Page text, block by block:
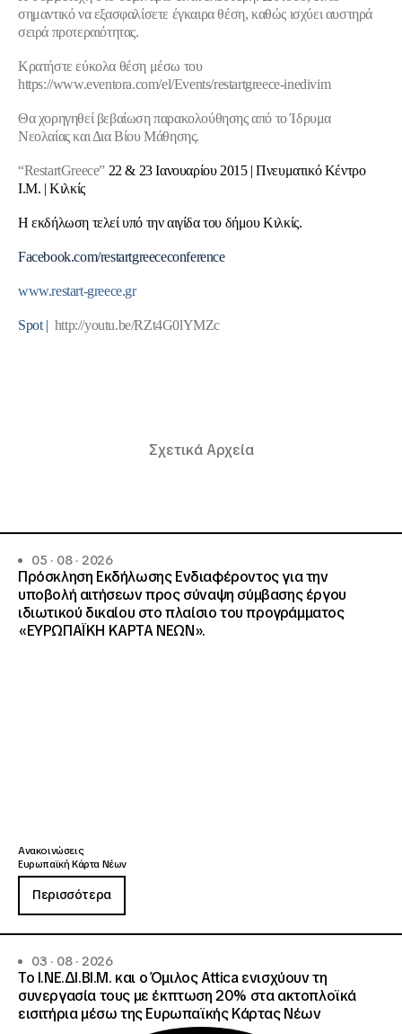
σημαντικό να εξασφαλίσετε έγκαιρα θέση, καθώς ισχύει αυστηρά
σειρά προτεραιότητας.
Κρατήστε εύκολα θέση μέσω του
https://www.eventora.com/el/Events/restartgreece-inedivim
Θα χορηγηθεί βεβαίωση παρακολούθησης από το Ίδρυμα
Νεολαίας και Δια Βίου Μάθησης.
“RestartGreece” 22 & 23 Ιανουαρίου 2015 | Πνευματικό Κέντρο
Ι.Μ. | Κιλκίς
Η εκδήλωση τελεί υπό την αιγίδα του δήμου Κιλκίς.
Facebook.com/restartgreececonference
www.restart-greece.gr
Spot | http://youtu.be/RZt4G0lYMZc
Σχετικά Αρχεία
05 · 08 · 2026
Πρόσκληση Εκδήλωσης Ενδιαφέροντος για την
υποβολή αιτήσεων προς σύναψη σύμβασης έργου
ιδιωτικού δικαίου στο πλαίσιο του προγράμματος
«ΕΥΡΩΠΑΪΚΗ ΚΑΡΤΑ ΝΕΩΝ».
Ανακοινώσεις
Ευρωπαϊκή Κάρτα Νέων
Περισσότερα
03 · 08 · 2026
Το Ι.ΝΕ.ΔΙ.ΒΙ.Μ. και o Όμιλος Attica ενισχύουν τη
συνεργασία τους με έκπτωση 20% στα ακτοπλοϊκά
εισιτήρια μέσω της Ευρωπαϊκής Κάρτας Νέων